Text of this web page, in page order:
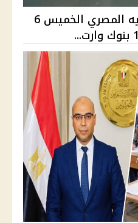
سعر الدولار مقابل الجنيه المصري الخميس 6